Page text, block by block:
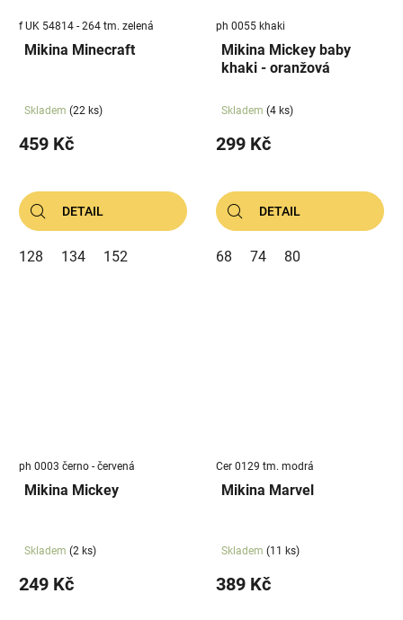
f UK 54814 - 264 tm. zelená
Mikina Minecraft
Skladem (22 ks)
459 Kč
DETAIL
128 134 152
ph 0055 khaki
Mikina Mickey baby
khaki - oranžová
Skladem (4 ks)
299 Kč
DETAIL
68 74 80
ph 0003 černo - červená
Mikina Mickey
Skladem (2 ks)
249 Kč
Cer 0129 tm. modrá
Mikina Marvel
Skladem (11 ks)
389 Kč